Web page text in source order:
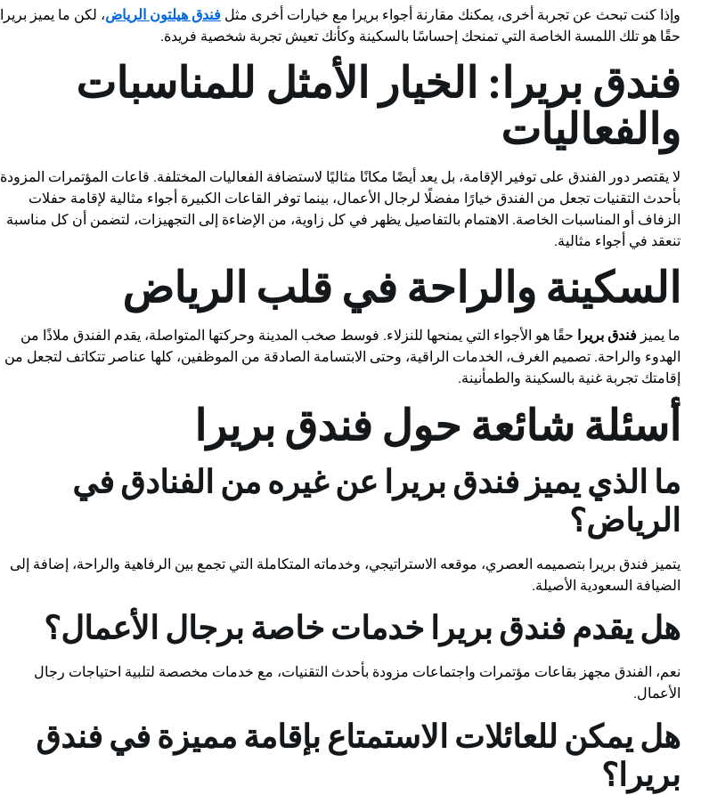
وإذا كنت تبحث عن تجربة أخرى، يمكنك مقارنة أجواء بريرا مع خيارات أخرى مثل فندق هيلتون الرياض، لكن ما يميز بريرا
حقًا هو تلك اللمسة الخاصة التي تمنحك إحساسًا بالسكينة وكأنك تعيش تجربة شخصية فريدة.
فندق بريرا: الخيار الأمثل للمناسبات
والفعاليات
لا يقتصر دور الفندق على توفير الإقامة، بل يعد أيضًا مكانًا مثاليًا لاستضافة الفعاليات المختلفة. قاعات المؤتمرات المزودة
بأحدث التقنيات تجعل من الفندق خيارًا مفضلًا لرجال الأعمال، بينما توفر القاعات الكبيرة أجواء مثالية لإقامة حفلات
الزفاف أو المناسبات الخاصة. الاهتمام بالتفاصيل يظهر في كل زاوية، من الإضاءة إلى التجهيزات، لتضمن أن كل مناسبة
تنعقد في أجواء مثالية.
السكينة والراحة في قلب الرياض
ما يميز فندق بريرا حقًا هو الأجواء التي يمنحها للنزلاء. فوسط صخب المدينة وحركتها المتواصلة، يقدم الفندق ملاذًا من
الهدوء والراحة. تصميم الغرف، الخدمات الراقية، وحتى الابتسامة الصادقة من الموظفين، كلها عناصر تتكاتف لتجعل من
إقامتك تجربة غنية بالسكينة والطمأنينة.
أسئلة شائعة حول فندق بريرا
ما الذي يميز فندق بريرا عن غيره من الفنادق في
الرياض؟
يتميز فندق بريرا بتصميمه العصري، موقعه الاستراتيجي، وخدماته المتكاملة التي تجمع بين الرفاهية والراحة، إضافة إلى
الضيافة السعودية الأصيلة.
هل يقدم فندق بريرا خدمات خاصة برجال الأعمال؟
نعم، الفندق مجهز بقاعات مؤتمرات واجتماعات مزودة بأحدث التقنيات، مع خدمات مخصصة لتلبية احتياجات رجال
الأعمال.
هل يمكن للعائلات الاستمتاع بإقامة مميزة في فندق
بريرا؟